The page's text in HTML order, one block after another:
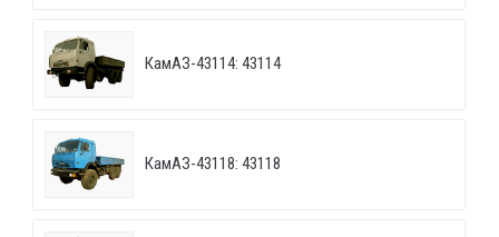
КамАЗ-43114: 43114
КамАЗ-43118: 43118